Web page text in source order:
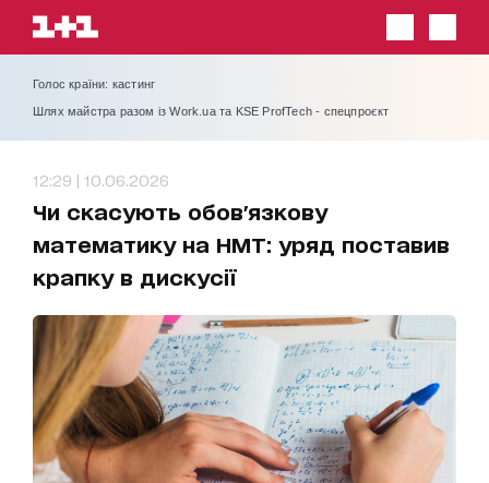
Голос країни: кастинг
Шлях майстра разом із Work.ua та KSE ProfTech - спецпроєкт
12:29 | 10.06.2026
Чи скасують обов'язкову
математику на НМТ: уряд поставив
крапку в дискусії